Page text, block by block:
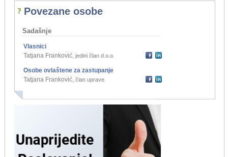
Povezane osobe
Sadašnje
Vlasnici
Tatjana Franković, jedini član d.o.o.
Osobe ovlaštene za zastupanje
Tatjana Franković, član uprave